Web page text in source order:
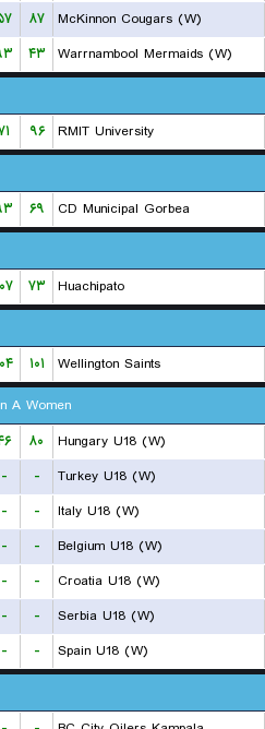
۸۷
McKinnon Cougars (W)
۴۳
Warrnambool Mermaids (W)
۹۶
RMIT University
۶۹
CD Municipal Gorbea
۷۳
Huachipato
۱۰۱
Wellington Saints
A Women
۸۰
Hungary U18 (W)
- -
Turkey U18 (W)
- -
Italy U18 (W)
- -
Belgium U18 (W)
- -
Croatia U18 (W)
- -
Serbia U18 (W)
- -
Spain U18 (W)